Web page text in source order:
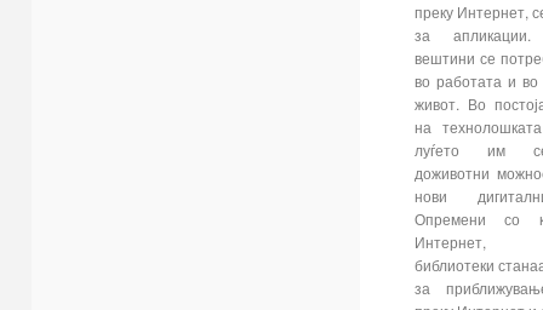
преку Интернет,
за апликации.
вештини се
во работата и во
живот. Во
на
луѓето им
доживотни
нови
Опремени со
Интернет,
библиотеки
за